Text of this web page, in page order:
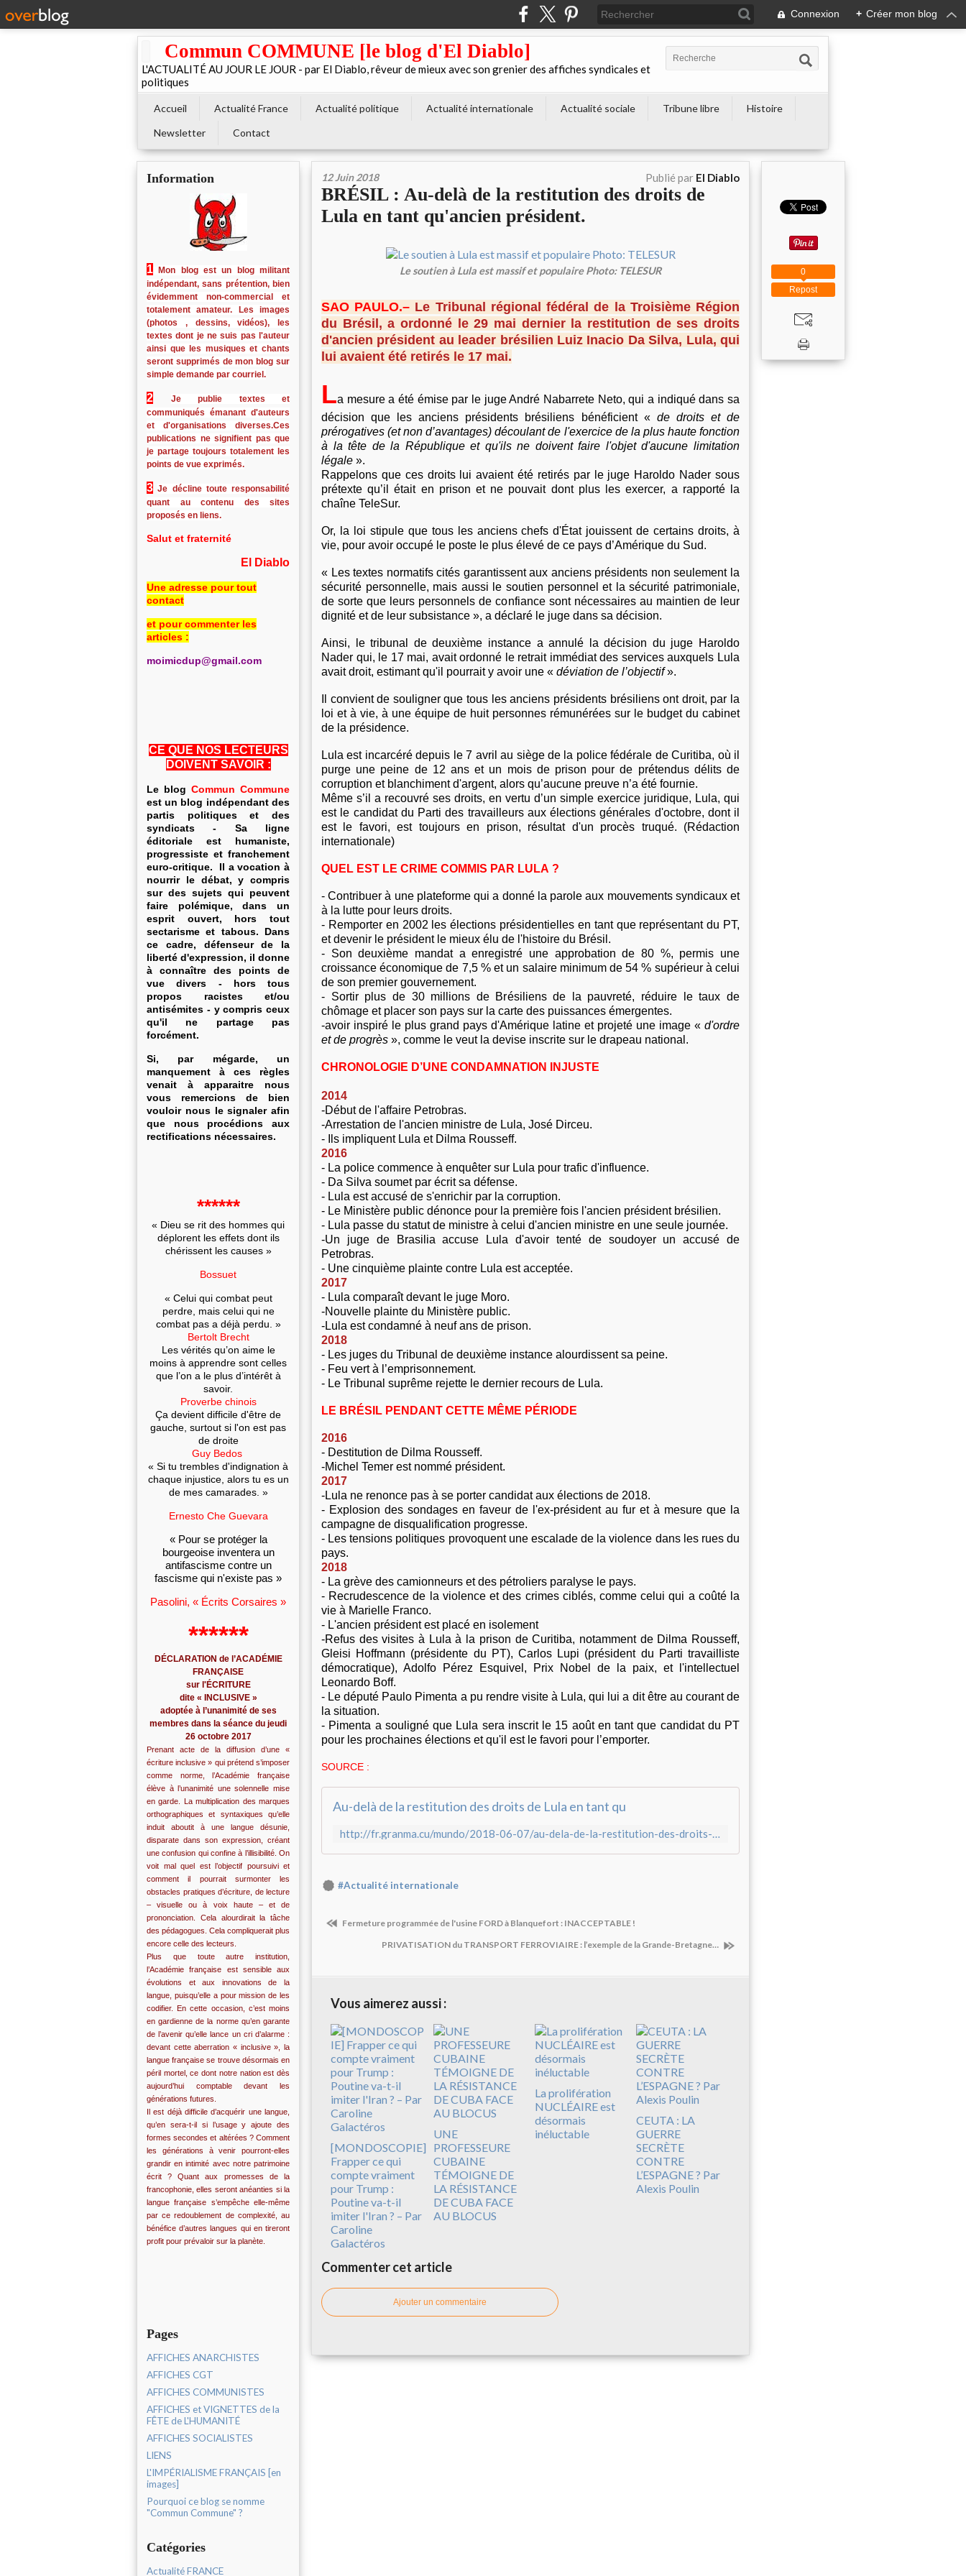
Connexion + Créer mon blog
Commun COMMUNE [le blog d'El Diablo]
L'ACTUALITÉ AU JOUR LE JOUR - par El Diablo, rêveur de mieux avec son grenier des affiches syndicales et
politiques
Accueil Actualité France Actualité politique Actualité internationale Actualité sociale Tribune libre
Histoire
Newsletter
Contact
Information
1
Mon blog est un blog militant
indépendant, sans prétention, bien
évidemment non-commercial et
totalement amateur. Les images
(photos , dessins, vidéos), les
textes dont je ne suis pas l'auteur
ainsi que les musiques et chants
seront supprimés de mon blog sur
simple demande par courriel.
2
Je publie textes et
communiqués émanant d'auteurs
et d'organisations diverses.Ces
publications ne signifient pas que
je partage toujours totalement les
points de vue exprimés.
3 Je décline toute responsabilité
quant au contenu des sites
proposés en liens.
Salut et fraternité
El Diablo
Une adresse pour tout
contact
et pour commenter les
articles :
moimicdup@gmail.com
CE QUE NOS LECTEURS
DOIVENT SAVOIR :
Le blog Commun Commune
est un blog indépendant des
partis politiques et des
syndicats - Sa ligne
éditoriale est humaniste,
progressiste et franchement
euro-critique. Il a vocation à
nourrir le débat, y compris
sur des sujets qui peuvent
faire polémique, dans un
esprit ouvert, hors tout
sectarisme et tabous. Dans
ce cadre, défenseur de la
liberté d'expression, il donne
à connaître des points de
vue divers - hors tous
propos racistes et/ou
antisémites - y compris ceux
qu'il ne partage pas
forcément.
Si, par mégarde, un
manquement à ces règles
venait à apparaitre nous
vous remercions de bien
vouloir nous le signaler afin
que nous procédions aux
rectifications nécessaires.
******
« Dieu se rit des hommes qui
déplorent les effets dont ils
chérissent les causes »
Bossuet
« Celui qui combat peut
perdre, mais celui qui ne
combat pas a déjà perdu. »
Bertolt Brecht
Les vérités qu’on aime le
moins à apprendre sont celles
que l’on a le plus d’intérêt à
savoir.
Proverbe chinois
Ça devient difficile d'être de
gauche, surtout si l'on est pas
de droite
Guy Bedos
« Si tu trembles d'indignation à
chaque injustice, alors tu es un
de mes camarades. »
Ernesto Che Guevara
« Pour se protéger la
bourgeoise inventera un
antifascisme contre un
fascisme qui n'existe pas »
Pasolini, « Écrits Corsaires »
******
DÉCLARATION de l’ACADÉMIE
FRANÇAISE
sur l'ÉCRITURE
dite « INCLUSIVE »
adoptée à l’unanimité de ses
membres dans la séance du jeudi
26 octobre 2017
Prenant acte de la diffusion d’une «
écriture inclusive » qui prétend s’imposer
comme norme, l’Académie française
élève à l’unanimité une solennelle mise
en garde. La multiplication des marques
orthographiques et syntaxiques qu’elle
induit aboutit à une langue désunie,
disparate dans son expression, créant
une confusion qui confine à l’illisibilité. On
voit mal quel est l’objectif poursuivi et
comment il pourrait surmonter les
obstacles pratiques d’écriture, de lecture
– visuelle ou à voix haute – et de
prononciation. Cela alourdirait la tâche
des pédagogues. Cela compliquerait plus
encore celle des lecteurs.
Plus que toute autre institution,
l’Académie française est sensible aux
évolutions et aux innovations de la
langue, puisqu’elle a pour mission de les
codifier. En cette occasion, c’est moins
en gardienne de la norme qu’en garante
de l’avenir qu’elle lance un cri d’alarme :
devant cette aberration « inclusive », la
langue française se trouve désormais en
péril mortel, ce dont notre nation est dès
aujourd’hui comptable devant les
générations futures.
Il est déjà difficile d’acquérir une langue,
qu’en sera-t-il si l’usage y ajoute des
formes secondes et altérées ? Comment
les générations à venir pourront-elles
grandir en intimité avec notre patrimoine
écrit ? Quant aux promesses de la
francophonie, elles seront anéanties si la
langue française s’empêche elle-même
par ce redoublement de complexité, au
bénéfice d’autres langues qui en tireront
profit pour prévaloir sur la planète.
Pages
AFFICHES ANARCHISTES
AFFICHES CGT
AFFICHES COMMUNISTES
AFFICHES et VIGNETTES de la
FÊTE de L'HUMANITÉ
AFFICHES SOCIALISTES
LIENS
L'IMPÉRIALISME FRANÇAIS [en
images]
Pourquoi ce blog se nomme
"Commun Commune" ?
Catégories
Actualité FRANCE
12 Juin 2018 Publié par El Diablo
BRÉSIL : Au-delà de la restitution des droits de
Lula en tant qu'ancien président.
Le soutien à Lula est massif et populaire Photo: TELESUR
SAO PAULO.– Le Tribunal régional fédéral de la Troisième Région
du Brésil, a ordonné le 29 mai dernier la restitution de ses droits
d'ancien président au leader brésilien Luiz Inacio Da Silva, Lula, qui
lui avaient été retirés le 17 mai.
La mesure a été émise par le juge André Nabarrete Neto, qui a indiqué dans sa
décision que les anciens présidents brésiliens bénéficient « de droits et de
prérogatives (et non d’avantages) découlant de l'exercice de la plus haute fonction
à la tête de la République et qu'ils ne doivent faire l'objet d'aucune limitation
légale ».
Rappelons que ces droits lui avaient été retirés par le juge Haroldo Nader sous
prétexte qu’il était en prison et ne pouvait dont plus les exercer, a rapporté la
chaîne TeleSur.
Or, la loi stipule que tous les anciens chefs d'État jouissent de certains droits, à
vie, pour avoir occupé le poste le plus élevé de ce pays d’Amérique du Sud.
« Les textes normatifs cités garantissent aux anciens présidents non seulement la
sécurité personnelle, mais aussi le soutien personnel et la sécurité patrimoniale,
de sorte que leurs personnels de confiance sont nécessaires au maintien de leur
dignité et de leur subsistance », a déclaré le juge dans sa décision.
Ainsi, le tribunal de deuxième instance a annulé la décision du juge Haroldo
Nader qui, le 17 mai, avait ordonné le retrait immédiat des services auxquels Lula
avait droit, estimant qu'il pourrait y avoir une « déviation de l’objectif».
Il convient de souligner que tous les anciens présidents brésiliens ont droit, par la
loi et à vie, à une équipe de huit personnes rémunérées sur le budget du cabinet
de la présidence.
Lula est incarcéré depuis le 7 avril au siège de la police fédérale de Curitiba, où il
purge une peine de 12 ans et un mois de prison pour de prétendus délits de
corruption et blanchiment d'argent, alors qu’aucune preuve n’a été fournie.
Même s’il a recouvré ses droits, en vertu d’un simple exercice juridique, Lula, qui
est le candidat du Parti des travailleurs aux élections générales d'octobre, dont il
est le favori, est toujours en prison, résultat d'un procès truqué. (Rédaction
internationale)
QUEL EST LE CRIME COMMIS PAR LULA ?
- Contribuer à une plateforme qui a donné la parole aux mouvements syndicaux et
à la lutte pour leurs droits.
- Remporter en 2002 les élections présidentielles en tant que représentant du PT,
et devenir le président le mieux élu de l'histoire du Brésil.
- Son deuxième mandat a enregistré une approbation de 80 %, permis une
croissance économique de 7,5 % et un salaire minimum de 54 % supérieur à celui
de son premier gouvernement.
- Sortir plus de 30 millions de Brésiliens de la pauvreté, réduire le taux de
chômage et placer son pays sur la carte des puissances émergentes.
-avoir inspiré le plus grand pays d'Amérique latine et projeté une image « d'ordre
et de progrès », comme le veut la devise inscrite sur le drapeau national.
CHRONOLOGIE D’UNE CONDAMNATION INJUSTE
2014
-Début de l'affaire Petrobras.
-Arrestation de l'ancien ministre de Lula, José Dirceu.
- Ils impliquent Lula et Dilma Rousseff.
2016
- La police commence à enquêter sur Lula pour trafic d'influence.
- Da Silva soumet par écrit sa défense.
- Lula est accusé de s'enrichir par la corruption.
- Le Ministère public dénonce pour la première fois l'ancien président brésilien.
- Lula passe du statut de ministre à celui d'ancien ministre en une seule journée.
-Un juge de Brasilia accuse Lula d'avoir tenté de soudoyer un accusé de
Petrobras.
- Une cinquième plainte contre Lula est acceptée.
2017
- Lula comparaît devant le juge Moro.
-Nouvelle plainte du Ministère public.
-Lula est condamné à neuf ans de prison.
2018
- Les juges du Tribunal de deuxième instance alourdissent sa peine.
- Feu vert à l’emprisonnement.
- Le Tribunal suprême rejette le dernier recours de Lula.
LE BRÉSIL PENDANT CETTE MÊME PÉRIODE
2016
- Destitution de Dilma Rousseff.
-Michel Temer est nommé président.
2017
-Lula ne renonce pas à se porter candidat aux élections de 2018.
- Explosion des sondages en faveur de l'ex-président au fur et à mesure que la
campagne de disqualification progresse.
- Les tensions politiques provoquent une escalade de la violence dans les rues du
pays.
2018
- La grève des camionneurs et des pétroliers paralyse le pays.
- Recrudescence de la violence et des crimes ciblés, comme celui qui a coûté la
vie à Marielle Franco.
- L'ancien président est placé en isolement
-Refus des visites à Lula à la prison de Curitiba, notamment de Dilma Rousseff,
Gleisi Hoffmann (présidente du PT), Carlos Lupi (président du Parti travailliste
démocratique), Adolfo Pérez Esquivel, Prix Nobel de la paix, et l'intellectuel
Leonardo Boff.
- Le député Paulo Pimenta a pu rendre visite à Lula, qui lui a dit être au courant de
la situation.
- Pimenta a souligné que Lula sera inscrit le 15 août en tant que candidat du PT
pour les prochaines élections et qu'il est le favori pour l’emporter.
SOURCE :
Au-delà de la restitution des droits de Lula en tant qu
http://fr.granma.cu/mundo/2018-06-07/au-dela-de-la-restitution-des-droits-de-lula-en-tant-quancien-president
#Actualité internationale
Fermeture programmée de l'usine FORD à Blanquefort : INACCEPTABLE !
PRIVATISATION du TRANSPORT FERROVIAIRE : l’exemple de la Grande-Bretagne…
Vous aimerez aussi :
[MONDOSCOPIE]
Frapper ce qui
compte vraiment
pour Trump :
Poutine va-t-il
imiter l'Iran ? – Par
Caroline
Galactéros
UNE
PROFESSEURE
CUBAINE
TÉMOIGNE DE
LA RÉSISTANCE
DE CUBA FACE
AU BLOCUS
La prolifération
NUCLÉAIRE est
désormais
inéluctable
CEUTA : LA
GUERRE
SECRÈTE
CONTRE
L’ESPAGNE ? Par
Alexis Poulin
Commenter cet article
Ajouter un commentaire
Repost
0